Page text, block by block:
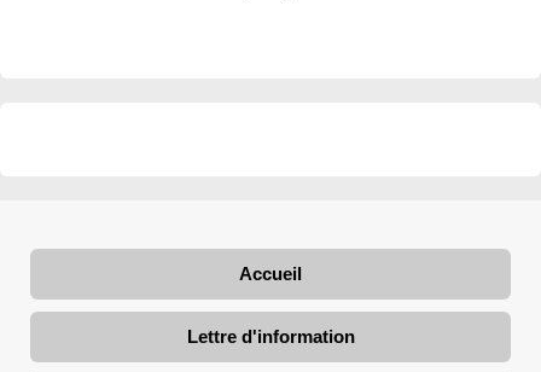
Accueil
Lettre d'information